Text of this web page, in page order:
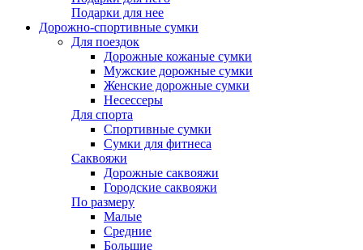
Подарки для нее
Дорожно-спортивные сумки
Для поездок
Дорожные кожаные сумки
Мужские дорожные сумки
Женские дорожные сумки
Несессеры
Для спорта
Спортивные сумки
Сумки для фитнеса
Саквояжи
Дорожные саквояжи
Городские саквояжи
По размеру
Малые
Средние
Большие